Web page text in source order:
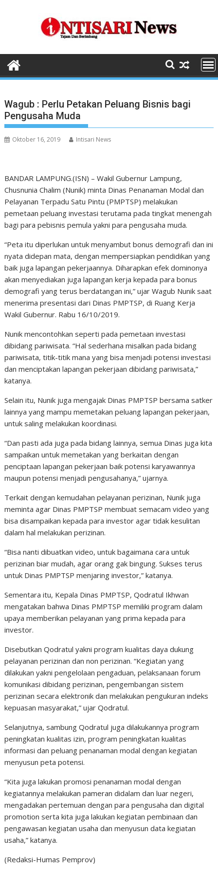
Wagub : Perlu Petakan Peluang Bisnis bagi
Pengusaha Muda
Oktober 16, 2019 Intisari News
BANDAR LAMPUNG.(ISN) – Wakil Gubernur Lampung,
Chusnunia Chalim (Nunik) minta Dinas Penanaman Modal dan
Pelayanan Terpadu Satu Pintu (PMPTSP) melakukan
pemetaan peluang investasi terutama pada tingkat menengah
bagi para pebisnis pemula yakni para pengusaha muda.
“Peta itu diperlukan untuk menyambut bonus demografi dan ini
nyata didepan mata, dengan mempersiapkan pendidikan yang
baik juga lapangan pekerjaannya. Diharapkan efek dominonya
akan menyediakan juga lapangan kerja kepada para bonus
demografi yang terus berdatangan ini,” ujar Wagub Nunik saat
menerima presentasi dari Dinas PMPTSP, di Ruang Kerja
Wakil Gubernur. Rabu 16/10/2019.
Nunik mencontohkan seperti pada pemetaan investasi
dibidang pariwisata. “Hal sederhana misalkan pada bidang
pariwisata, titik-titik mana yang bisa menjadi potensi investasi
dan menciptakan lapangan pekerjaan dibidang pariwisata,”
katanya.
Selain itu, Nunik juga mengajak Dinas PMPTSP bersama satker
lainnya yang mampu memetakan peluang lapangan pekerjaan,
untuk saling melakukan koordinasi.
“Dan pasti ada juga pada bidang lainnya, semua Dinas juga kita
sampaikan untuk memetakan yang berkaitan dengan
penciptaan lapangan pekerjaan baik potensi karyawannya
maupun potensi menjadi pengusahanya,” ujarnya.
Terkait dengan kemudahan pelayanan perizinan, Nunik juga
meminta agar Dinas PMPTSP membuat semacam video yang
bisa disampaikan kepada para investor agar tidak kesulitan
dalam hal melakukan perizinan.
“Bisa nanti dibuatkan video, untuk bagaimana cara untuk
perizinan biar mudah, agar orang gak bingung. Sukses terus
untuk Dinas PMPTSP menjaring investor,” katanya.
Sementara itu, Kepala Dinas PMPTSP, Qodratul Ikhwan
mengatakan bahwa Dinas PMPTSP memiliki program dalam
upaya memberikan pelayanan yang prima kepada para
investor.
Disebutkan Qodratul yakni program kualitas daya dukung
pelayanan perizinan dan non perizinan. “Kegiatan yang
dilakukan yakni pengelolaan pengaduan, pelaksanaan forum
komunikasi dibidang perizinan, pengembangan sistem
perizinan secara elektronik dan melakukan pengukuran indeks
kepuasan masyarakat,” ujar Qodratul.
Selanjutnya, sambung Qodratul juga dilakukannya program
peningkatan kualitas izin, program peningkatan kualitas
informasi dan peluang penanaman modal dengan kegiatan
menyusun peta potensi.
“Kita juga lakukan promosi penanaman modal dengan
kegiatannya melakukan pameran didalam dan luar negeri,
mengadakan pertemuan dengan para pengusaha dan digital
promotion serta kita juga lakukan kegiatan pembinaan dan
pengawasan kegiatan usaha dan menyusun data kegiatan
usaha,” katanya.
(Redaksi-Humas Pemprov)